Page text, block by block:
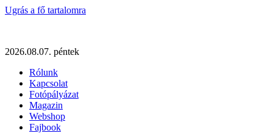
Ugrás a fő tartalomra
2026.08.07. péntek
Rólunk
Kapcsolat
Fotópályázat
Magazin
Webshop
Fajbook